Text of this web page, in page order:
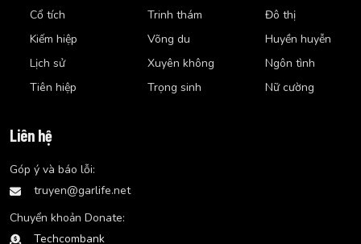
Cổ tích
Kiếm hiệp
Lịch sử
Tiên hiệp
Trinh thám
Võng du
Xuyên không
Trọng sinh
Đô thị
Huyền huyễn
Ngôn tình
Nữ cường
Liên hệ
Góp ý và báo lỗi:
truyen@garlife.net
Chuyển khoản Donate:
Techcombank